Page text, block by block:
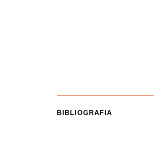
BIBLIOGRAFIA